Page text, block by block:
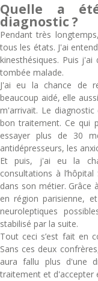
Quelle a
diagnostic ?
Pendant très
tous les états. J'ai
kinesthésiques. Puis
tombée malade.
J'ai eu la chance de
beaucoup aidé, elle
m'arrivait. Le
bon traitement. Ce qui
essayer plus de 30
antidépresseurs, les
Et puis, j'ai eu la
consultations à
dans son métier. Grâce
en région parisienne,
neuroleptiques
stabilisé par la suite.
Tout ceci s’est fait en
Sans ces deux
aura fallu plus d'une
traitement et d'accepter